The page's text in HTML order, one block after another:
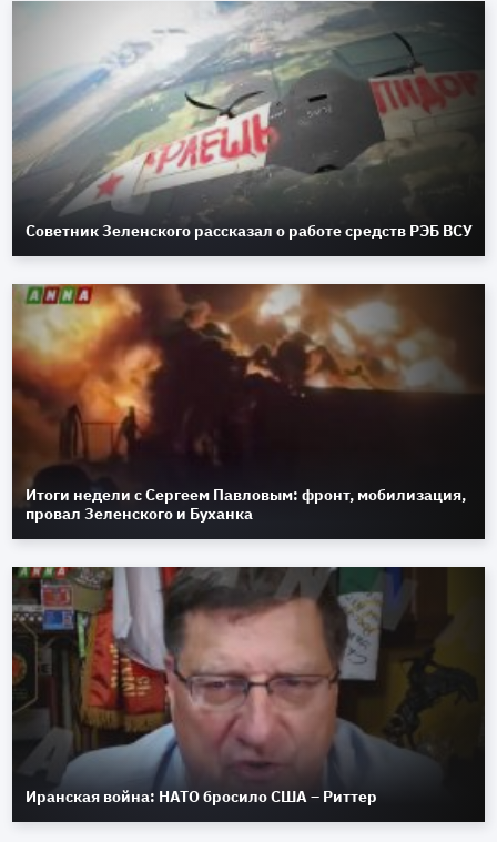
Советник Зеленского рассказал о работе средств РЭБ ВСУ
Итоги недели с Сергеем Павловым: фронт, мобилизация,
провал Зеленского и Буханка
Иранская война: НАТО бросило США – Риттер